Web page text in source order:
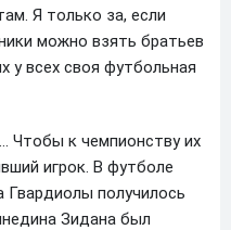
Я только за, если
можно взять братьев
у всех своя футбольная
Чтобы к чемпионству их
игрок. В футболе
Гвардиолы получилось
Зидана был